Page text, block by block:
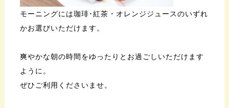
モーニングには珈琲･紅茶・オレンジジュースのいずれ
かお選びいただけます。
爽やかな朝の時間をゆったりとお過ごしいただけます
ように。
ぜひご利用くださいませ。